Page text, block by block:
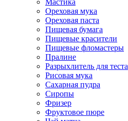
Мастика
Ореховая мука
Ореховая паста
Пищевая бумага
Пищевые красители
Пищевые фломастеры
Пралине
Разрыхлитель для теста
Рисовая мука
Сахарная пудра
Сиропы
Фризер
Фруктовое пюре